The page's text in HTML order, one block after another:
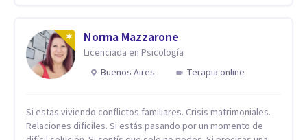
eres. Mi misión es ayudarte a ordenar tu mundo interior, sanar
lo que aún pesa, fortalecer tu autoestima, transformar la
relación contigo misma y con quienes amas, y enseñarte
herramientas prácticas para navegar la vida familiar con amor,
familiar y la fe se encuentran para crear procesos
terapéuticos transformadores, cálidos y profundamente
Norma Mazzarone
Licenciada en Psicología
Buenos Aires
Terapia online
Si estas viviendo conflictos familiares. Crisis matrimoniales.
Relaciones dificiles. Si estás pasando por un momento de